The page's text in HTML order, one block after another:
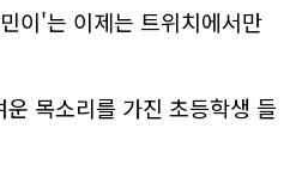
이'는 이제는 트위치에서만
목소리를 가진 초등학생 들